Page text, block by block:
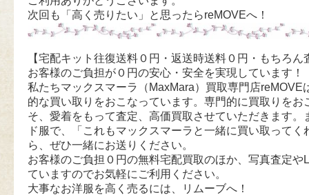
次回も「高く売りたい」と思ったらreMOVEへ！
【宅配キット往復送料０円・返送時送料０円・もちろん
お客様のご負担が０円の安心・安全を実現しています！
私たちマックスマーラ（MaxMara）買取専門店reMOVE
的な買い取りをおこなっています。専門的に買取りをお
そ、愛着をもって査定、高価買取させていただきます。
ド服で、「これもマックスマーラと一緒に買い取ってく
ら、ぜひ一緒にお送りください。
お客様のご負担０円の無料宅配買取のほか、写真査定や
ていますのでお気軽にご利用ください。
大事なお洋服を高く売るには、リムーブへ！